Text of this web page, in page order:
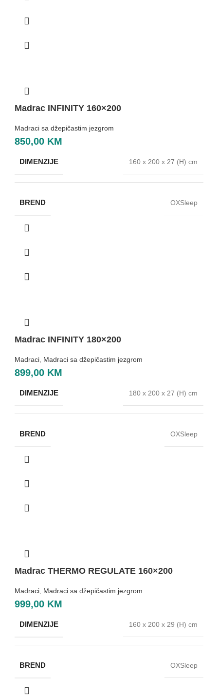
Madrac INFINITY 160×200
Madraci sa džepičastim jezgrom
850,00 KM
DIMENZIJE 160 x 200 x 27 (H) cm
BREND OXSleep
Madrac INFINITY 180×200
Madraci Madraci sa džepičastim jezgrom
899,00 KM
DIMENZIJE 180 x 200 x 27 (H) cm
BREND OXSleep
Madrac THERMO REGULATE 160×200
Madraci Madraci sa džepičastim jezgrom
999,00 KM
DIMENZIJE 160 x 200 x 29 (H) cm
BREND OXSleep